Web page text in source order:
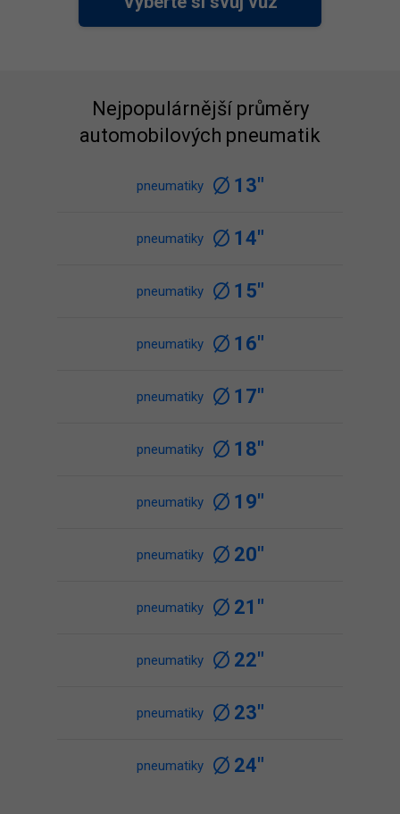
Nejpopulárnější průměry
automobilových pneumatik
pneumatiky 13"
pneumatiky 14"
pneumatiky 15"
pneumatiky 16"
pneumatiky 17"
pneumatiky 18"
pneumatiky 19"
pneumatiky 20"
pneumatiky 21"
pneumatiky 22"
pneumatiky 23"
pneumatiky 24"